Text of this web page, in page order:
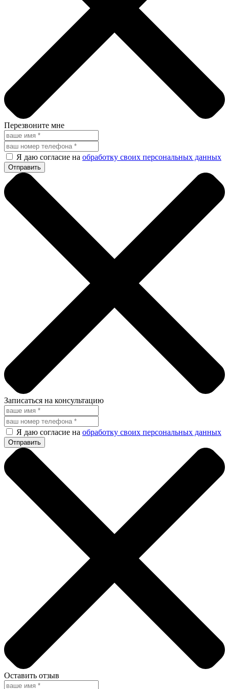
Перезвоните мне
Я даю согласие на обработку своих персональных данных
Записаться на консультацию
Я даю согласие на обработку своих персональных данных
Оставить отзыв